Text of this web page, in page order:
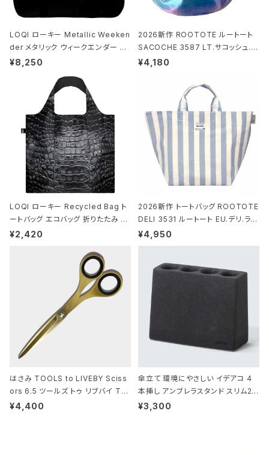
LOQI ローキー Metallic Weeken
der メタリック ウィークエンダー ボ
ストンバッグ ショルダーバッグ JEAN
ck ジャン=ミッシェル・バスキア/クラ
ウン ブラック
¥8,250
2026新作 ROOTOTE ルートート
SACOCHE 3587 LT.サコッシュ.ル
ミエ-B ショルダーバッグ グロスネイ
¥4,180
LOQI ローキー Recycled Bag ト
ートバッグ エコバッグ 折りたたみ 大
きめ 撥水加工 収納ポーチ CROCO
¥2,420
2026新作 トートバッグ ROOTOTE
DELI 3531 ルートート EU.デリ.ラミ
ネート-W サックス・ホワイト
¥4,950
はさみ TOOLS to LIVEBY Sciss
ors 6.5 ツールズ トゥ リブバイ TL
010 シザーズ 6.5 ゴールド
¥4,400
傘立て 環境にやさしい イデアコ 4
本挿し アンブレラスタンド スリム2 i
deaco Umbrella Stand slim2 s
¥3,300